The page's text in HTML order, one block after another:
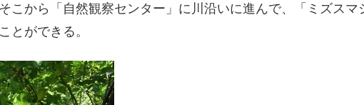
こから「自然観察センター」に川沿いに進んで、「ミズスマ
とができる。